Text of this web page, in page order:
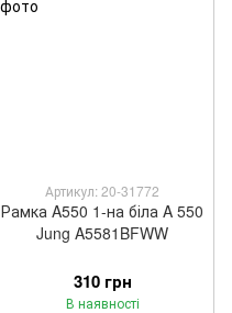
Артикул: 20-31772
Рамка A550 1-на біла A 550
Jung A5581BFWW
310 грн
В наявності